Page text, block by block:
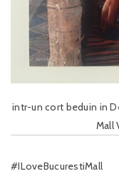
intr-un cort beduin in
Mall
#ILoveBucurestiMall